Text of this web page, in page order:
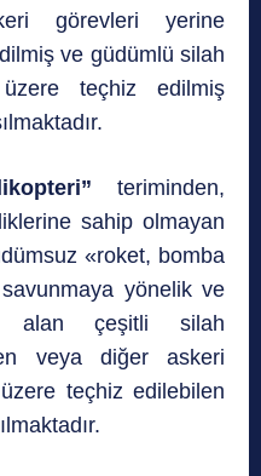
görevleri yerine
ve güdümlü silah
teçhiz edilmiş
teriminden,
sahip olmayan
«roket, bomba
yönelik ve
alan çeşitli silah
veya diğer askeri
teçhiz edilebilen